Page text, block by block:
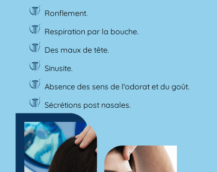
Ronflement.
Respiration par la bouche.
Des maux de tête.
Sinusite.
Absence des sens de l'odorat et du goût.
Sécrétions post nasales.